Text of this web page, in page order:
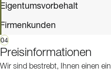
Eigentumsvorbehalt
Firmenkunden
04
Preisinformationen
Wir sind bestrebt, Ihnen einen